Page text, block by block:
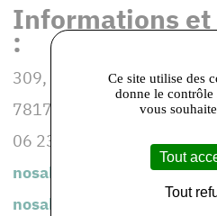
Informations et
:
309, Boulevard du général
78172 CONFLANS-SAINTE-
06 23 23 74 81
nosabeils@yahoo.com
nosabeils.fr
Ce site utilise des
donne le contrôle
vous
Tout
Tout